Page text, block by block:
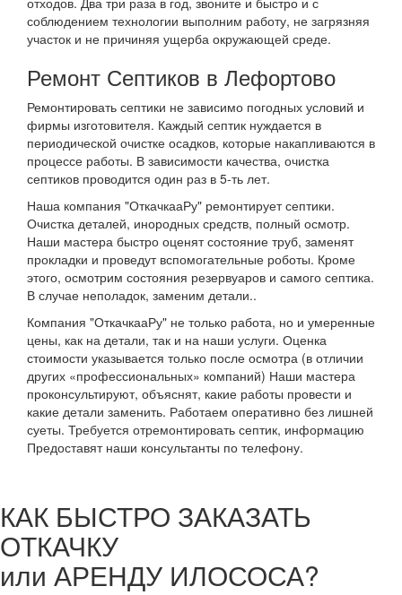
соблюдением технологии выполним работу, не загрязняя
участок и не причиняя ущерба окружающей среде.
Ремонт Септиков в Лефортово
Ремонтировать септики не зависимо погодных условий и
фирмы изготовителя. Каждый септик нуждается в
периодической очистке осадков, которые накапливаются в
процессе работы. В зависимости качества, очистка
септиков проводится один раз в 5-ть лет.
Наша компания "ОткачкааРу" ремонтирует септики.
Очистка деталей, инородных средств, полный осмотр.
Наши мастера быстро оценят состояние труб, заменят
прокладки и проведут вспомогательные роботы. Кроме
этого, осмотрим состояния резервуаров и самого септика.
В случае неполадок, заменим детали..
Компания "ОткачкааРу" не только работа, но и умеренные
цены, как на детали, так и на наши услуги. Оценка
стоимости указывается только после осмотра (в отличии
других «профессиональных» компаний) Наши мастера
проконсультируют, объяснят, какие работы провести и
какие детали заменить. Работаем оперативно без лишней
суеты. Требуется отремонтировать септик, информацию
Предоставят наши консультанты по телефону.
КАК БЫСТРО ЗАКАЗАТЬ
ОТКАЧКУ
или АРЕНДУ ИЛОСОСА?